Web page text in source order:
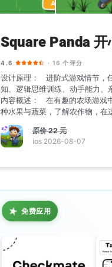
Square Panda
4.6 · 16 个评分
设计原理： 进阶式游戏情节，
知、逻辑思维训练、动手能力、
内容概述： 在有趣的农场游戏
种水果与蔬菜，了解农作物，在
字母与
原价22 元
ios 2026-08-07
★ 免费应用